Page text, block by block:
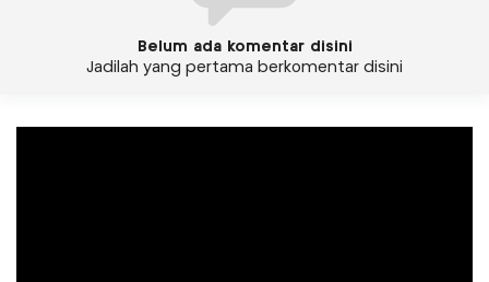
Belum ada komentar disini
Jadilah yang pertama berkomentar disini